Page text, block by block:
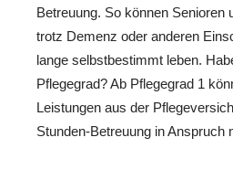
Betreuung. So können Senioren
trotz Demenz oder anderen
lange selbstbestimmt leben.
Pflegegrad? Ab Pflegegrad 1
Leistungen aus der
Stunden-Betreuung in Anspruch